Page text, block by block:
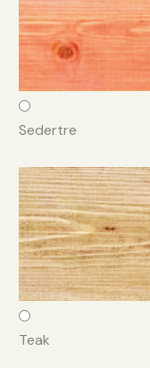
Sedertre
Teak